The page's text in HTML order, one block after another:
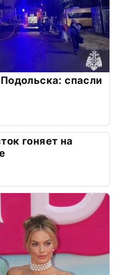
спасли
гоняет на